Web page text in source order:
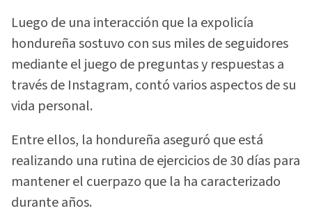
Luego de una interacción que la expolicía
hondureña sostuvo con sus miles de seguidores
mediante el juego de preguntas y respuestas a
través de Instagram, contó varios aspectos de su
vida personal.
Entre ellos, la hondureña aseguró que está
realizando una rutina de ejercicios de 30 días para
mantener el cuerpazo que la ha caracterizado
durante años.